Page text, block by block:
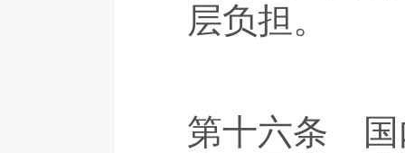
层负担。
第十六条 国